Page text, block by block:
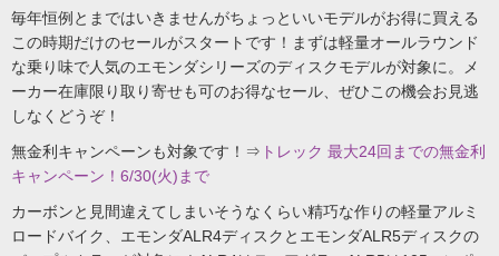
毎年恒例とまではいきませんがちょっといいモデルがお得に買える
この時期だけのセールがスタートです！まずは軽量オールラウンド
な乗り味で人気のエモンダシリーズのディスクモデルが対象に。メ
ーカー在庫限り取り寄せも可のお得なセール、ぜひこの機会お見逃
しなくどうぞ！
無金利キャンペーンも対象です！⇒ トレック 最大24回までの無金利
キャンペーン！6/30(火)まで
カーボンと見間違えてしまいそうなくらい精巧な作りの軽量アルミ
ロードバイク、エモンダALR4ディスクとエモンダALR5ディスクの